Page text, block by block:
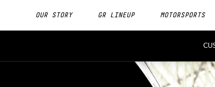
OUR STORY GR LINEUP MOTORSPORTS